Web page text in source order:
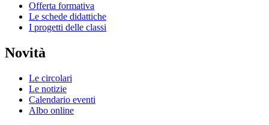
Offerta formativa
Le schede didattiche
I progetti delle classi
Novità
Le circolari
Le notizie
Calendario eventi
Albo online